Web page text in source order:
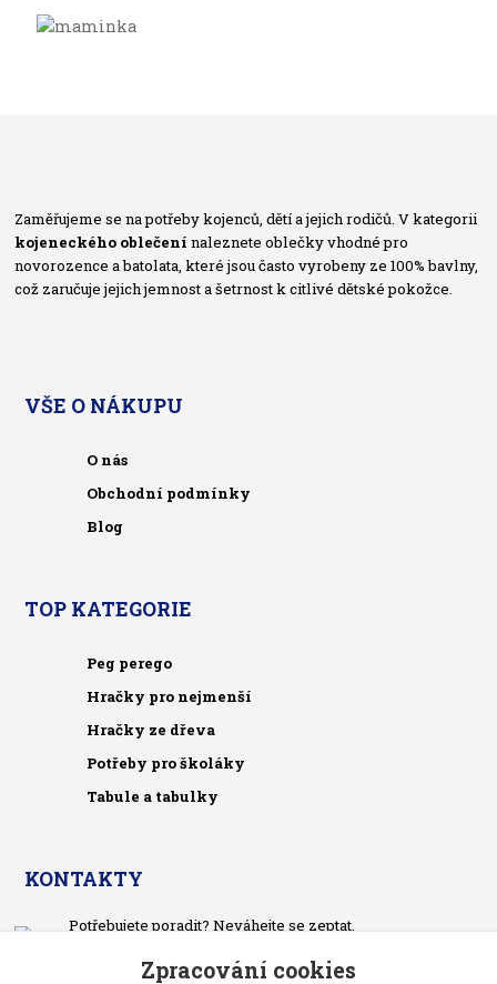
Zaměřujeme se na potřeby kojenců, dětí a jejich rodičů. V kategorii
kojeneckého oblečení naleznete oblečky vhodné pro
novorozence a batolata, které jsou často vyrobeny ze 100% bavlny,
což zaručuje jejich jemnost a šetrnost k citlivé dětské pokožce.
VŠE O NÁKUPU
O nás
Obchodní podmínky
Blog
TOP KATEGORIE
Peg perego
Hračky pro nejmenší
Hračky ze dřeva
Potřeby pro školáky
Tabule a tabulky
KONTAKTY
Potřebujete poradit? Neváhejte se zeptat.
Po-čt, po 13 hodiněZpracování cookies